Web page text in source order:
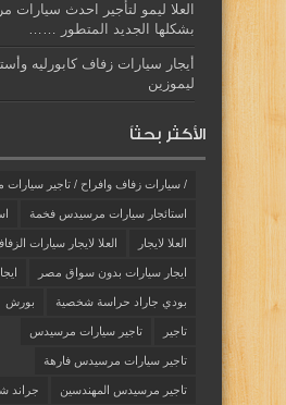
بشكلها الجديد المتطور ……
أيجار سيارات زفاف كابورليه
ليموزين
الأكثر بحثاً
/ سيارات زفاف وافراح / تاجير سيارات
استائجار سيارات مرسيدس فخمة
العلا لايجار العلا لايجار سيارات
ايجار سيارات بدون سواق مصر
بودي جاراد حراسة شخصية بورش
تاجير تاجير سيارات مرسيدس
تاجير سيارات مرسيدس فارهة
تاجير مرسيدس المهندسين جراند